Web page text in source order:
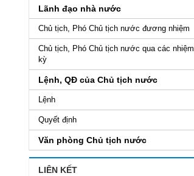
Lãnh đạo nhà nước
Chủ tịch, Phó Chủ tịch nước đương nhiệm
Chủ tịch, Phó Chủ tịch nước qua các nhiệm
kỳ
Lệnh, QĐ của Chủ tịch nước
Lệnh
Quyết định
Văn phòng Chủ tịch nước
LIÊN KẾT